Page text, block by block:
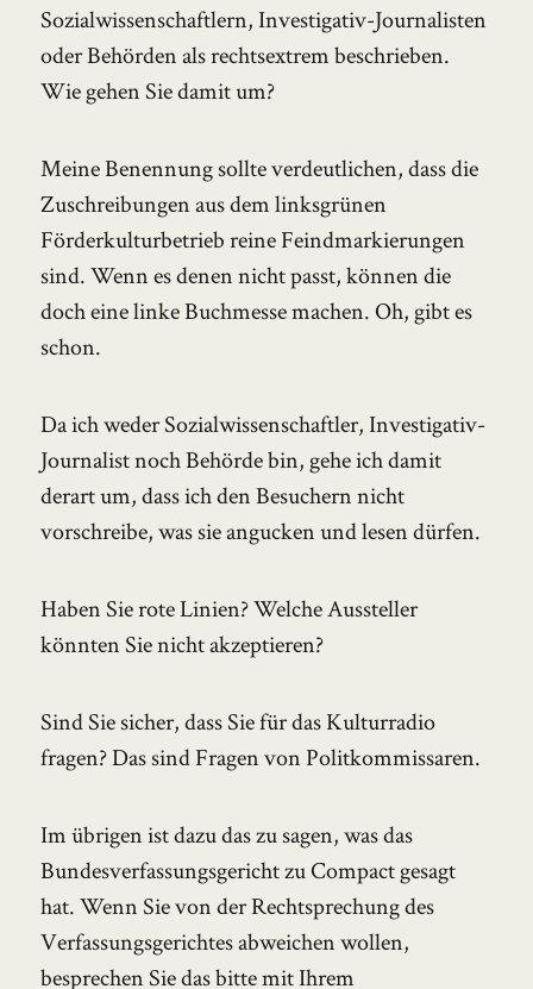
Sozialwissenschaftlern, Investigativ-Journalisten
oder Behörden als rechtsextrem beschrieben.
Wie gehen Sie damit um?
Meine Benennung sollte verdeutlichen, dass die
Zuschreibungen aus dem linksgrünen
Förderkulturbetrieb reine Feindmarkierungen
sind. Wenn es denen nicht passt, können die
doch eine linke Buchmesse machen. Oh, gibt es
schon.
Da ich weder Sozialwissenschaftler, Investigativ-
Journalist noch Behörde bin, gehe ich damit
derart um, dass ich den Besuchern nicht
vorschreibe, was sie angucken und lesen dürfen.
Haben Sie rote Linien? Welche Aussteller
könnten Sie nicht akzeptieren?
Sind Sie sicher, dass Sie für das Kulturradio
fragen? Das sind Fragen von Politkommissaren.
Im übrigen ist dazu das zu sagen, was das
Bundesverfassungsgericht zu Compact gesagt
hat. Wenn Sie von der Rechtsprechung des
Verfassungsgerichtes abweichen wollen,
besprechen Sie das bitte mit Ihrem